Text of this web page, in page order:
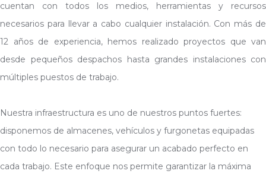
cuentan con todos los medios, herramientas y recursos
necesarios para llevar a cabo cualquier instalación. Con más de
12 años de experiencia, hemos realizado proyectos que van
desde pequeños despachos hasta grandes instalaciones con
múltiples puestos de trabajo.
Nuestra infraestructura es uno de nuestros puntos fuertes:
disponemos de almacenes, vehículos y furgonetas equipadas
con todo lo necesario para asegurar un acabado perfecto en
cada trabajo. Este enfoque nos permite garantizar la máxima